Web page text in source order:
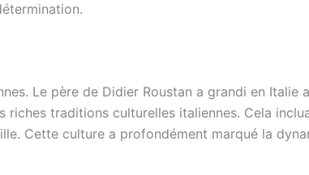
Le père de Didier Roustan a grandi en Italie
traditions culturelles italiennes. Cela
Cette culture a profondément marqué la